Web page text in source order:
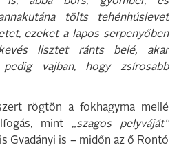
tölts tehénhúslevet
ezeket a lapos serpenyőben
lisztet ránts belé, akar
pedig vajban, hogy zsírosabb
rögtön a fokhagyma mellé
mint „szagos pelyváját”
Gvadányi is – midőn az ő Rontó